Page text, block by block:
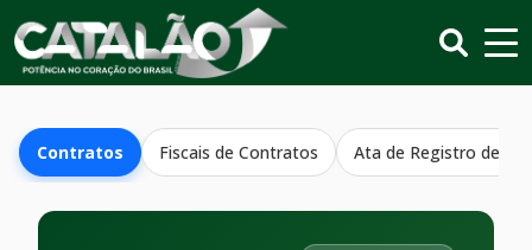
Contratos Fiscais de Contratos Ata de Registro de